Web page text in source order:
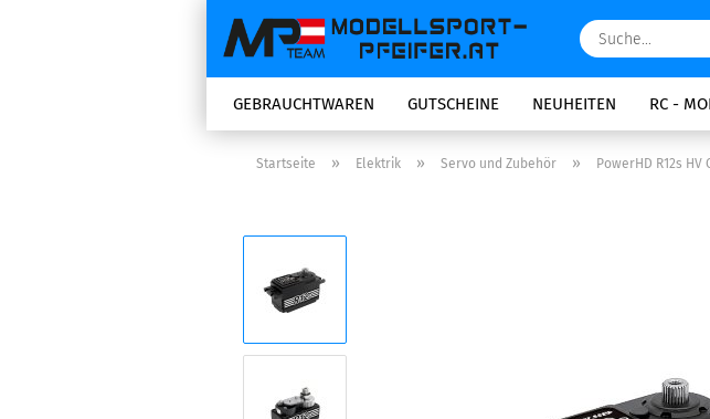
GEBRAUCHTWAREN GUTSCHEINE NEUHEITEN RC -
Startseite » Elektrik » Servo und Zubehör » PowerHD R12s